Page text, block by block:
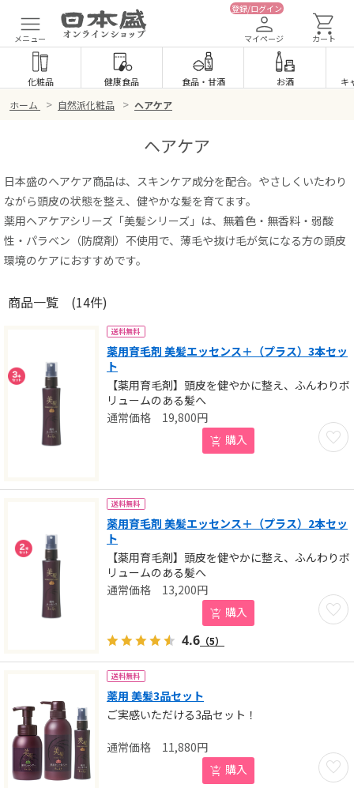
メニュー
登録/ログイン
マイページ カート
化粧品 健康食品 食品・ 甘酒 お酒 キ
ホーム > 自然派化粧品 > ヘアケア
ヘアケア
日本盛のヘアケア商品は、スキンケア成分を配合。やさしくいたわり
ながら頭皮の状態を整え、健やかな髪を育てます。
薬用ヘアケアシリーズ「美髪シリーズ」は、無着色・無香料・弱酸
性・パラベン（防腐剤）不使用で、薄毛や抜け毛が気になる方の頭皮
環境のケアにおすすめです。
商品一覧 (14件)
送料無料
薬用育毛剤 美髪エッセンス＋（プラス）3本セッ
ト
【薬用育毛剤】頭皮を健やかに整え、ふんわりボ
リュームのある髪へ
お気
19,800円
購入
送料無料
薬用育毛剤 美髪エッセンス＋（プラス）2本セッ
ト
【薬用育毛剤】頭皮を健やかに整え、ふんわりボ
リュームのある髪へ
お気
13,200円
購入
4.6 （5）
送料無料
薬用 美髪3品セット
ご実感いただける3品セット！
お気
11,880円
購入